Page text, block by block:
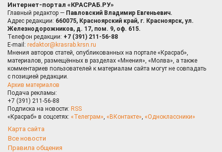
Интернет-портал «КРАСРАБ.РУ»
Главный редактор — Павловский Владимир Евгеньевич.
Адрес редакции: 660075, Красноярский край, г. Красноярск, ул.
Железнодорожников, д. 17, пом. 9, оф. 615.
Телефон редакции: +7 (391) 211-56-88
E-mail: redaktor@krasrab.krsn.ru
Мнения авторов статей, опубликованных на портале «Красраб»,
материалов, размещённых в разделах «Мнения», «Молва», а также
комментариев пользователей к материалам сайта могут не совпадать
с позицией редакции.
Архив материалов
Подача рекламы:
+7 (391) 211-56-88
Подписка на новости: RSS
«Красраб» в соцсетях: «Телеграм», «ВКонтакте», «Одноклассники»
Карта сайта
Все новости
Правила общения